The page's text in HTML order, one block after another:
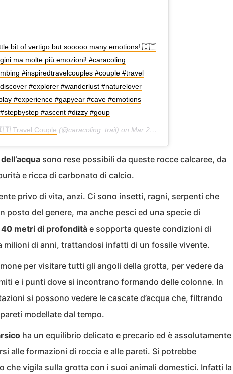
bit of vertigo but sooooo many emotions! 🇮🇹
ma molte più emozioni! #caracoling
#inspiredtravelcouples #couple #travel
#explorer #wanderlust #naturelover
#experience #gapyear #cave #emotions
#ascent #dizzy #goup
Travel Couple (@caracoling_trail) on Mar 24, 2019 at 2:09am PDT
sono rese possibili da queste rocce calcaree, da
e ricca di carbonato di calcio.
privo di vita, anzi. Ci sono insetti, ragni, serpenti che
posto del genere, ma anche pesci ed una specie di
metri di profondità e sopporta queste condizioni di
milioni di anni, trattandosi infatti di un fossile vivente.
per visitare tutti gli angoli della grotta, per vedere da
e i punti dove si incontrano formando delle colonne. In
si possono vedere le cascate d’acqua che, filtrando
modellate dal tempo.
ha un equilibrio delicato e precario ed è assolutamente
alle formazioni di roccia e alle pareti. Si potrebbe
che vigila sulla grotta con i suoi animali domestici. Infatti la